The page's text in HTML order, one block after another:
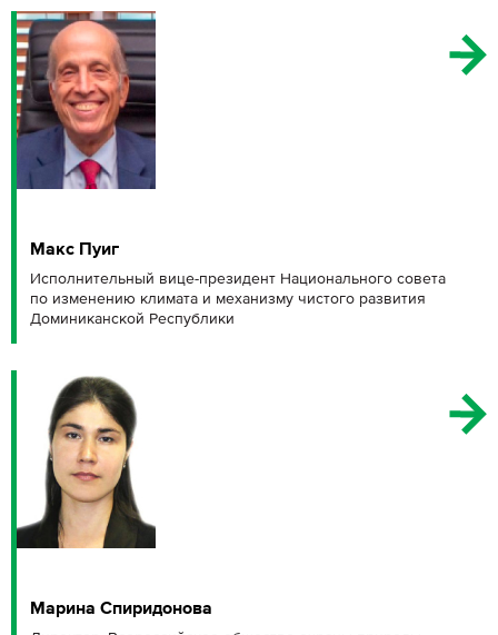
Макс Пуиг
Исполнительный вице-президент Национального совета
по изменению климата и механизму чистого развития
Доминиканской Республики
Марина Спиридонова